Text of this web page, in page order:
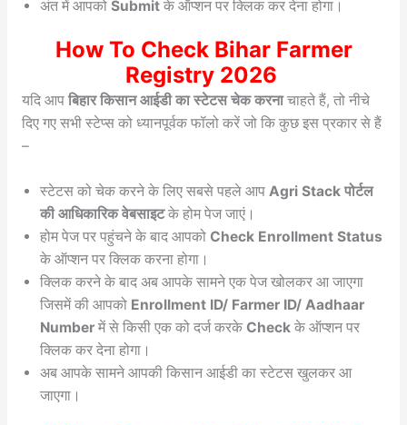
अंत में आपको Submit के ऑप्शन पर क्लिक कर देना होगा।
How To Check Bihar Farmer
Registry 2026
यदि आप बिहार किसान आईडी का स्टेटस चेक करनाचाहते हैं, तो नीचे
दिए गए सभी स्टेप्स को ध्यानपूर्वक फॉलो करें जो कि कुछ इस प्रकार से हैं
–
स्टेटस को चेक करने के लिए सबसे पहले आप Agri Stack पोर्टल
की आधिकारिक वेबसाइटके होम पेज जाएं।
होम पेज पर पहुंचने के बाद आपको Check Enrollment Status
के ऑप्शन पर क्लिक करना होगा।
क्लिक करने के बाद अब आपके सामने एक पेज खोलकर आ जाएगा
जिसमें की आपको Enrollment ID/ Farmer ID/ Aadhaar
Number में से किसी एक को दर्ज करके Check के ऑप्शन पर
क्लिक कर देना होगा।
अब आपके सामने आपकी किसान आईडी का स्टेटस खुलकर आ
जाएगा।